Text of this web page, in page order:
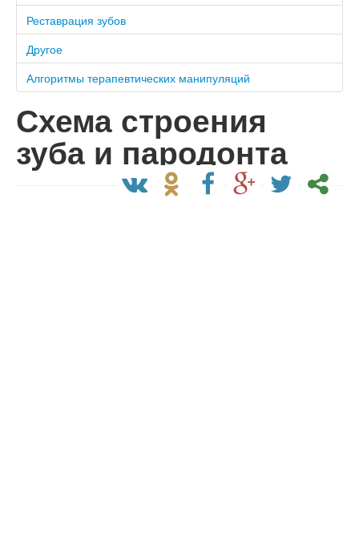
Реставрация зубов
Другое
Алгоритмы терапевтических манипуляций
Схема строения
зуба и пародонта